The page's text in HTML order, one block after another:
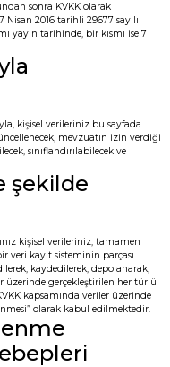
sonra KVKK olarak
2016 tarihli 29677 sayılı
yayın tarihinde, bir kısmı ise 7
kişisel verileriniz bu sayfada
mevzuatın izin verdiği
sınıflandırılabilecek ve
şekilde
kişisel verileriniz, tamamen
veri kayıt sisteminin parçası
kaydedilerek, depolanarak,
üzerinde gerçekleştirilen her türlü
kapsamında veriler üzerinde
olarak kabul edilmektedir.